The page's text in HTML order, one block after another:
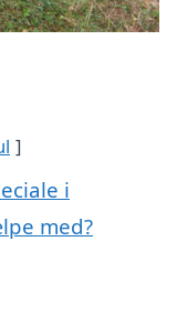
i
med?